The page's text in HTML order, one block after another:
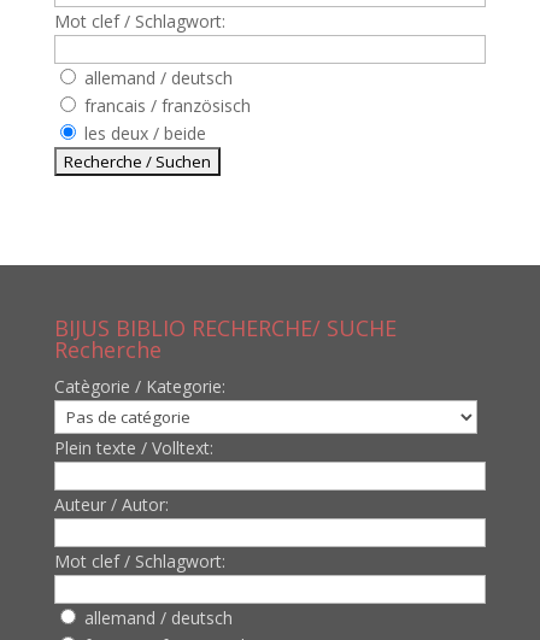
Mot clef / Schlagwort:
allemand / deutsch
francais / französisch
les deux / beide
BIJUS BIBLIO RECHERCHE/ SUCHE
Recherche
Catègorie / Kategorie:
Plein texte / Volltext:
Auteur / Autor:
Mot clef / Schlagwort:
allemand / deutsch